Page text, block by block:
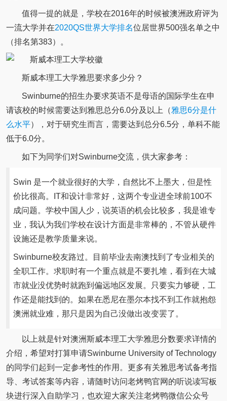
值得一提的就是，学校在2016年的时候被澳洲政府评为
一流大学并在2020QS世界大学排名位居世界500强名单之中
（排名第383）。
斯威本理工大学雅思要求多少分？
Swinburne的招生办要求英语不是母语的国际学生在申
请该校的时候需要达到雅思总分6.0分及以上（雅思6分是什
么水平），对于研究生而言，需要达到总分6.5分，单科不能
低于6.0分。
如下为同学们对Swinburne交流，供大家参考：
Swin 是一个就业很好的大学，自然比不上墨大，但是性
价比很高。IT和设计非常好，这两个专业进全球前100不
成问题。学校中国人少，说英语的机会比较多，我是谁专
业，我认为我们学校在设计方面是非常棒的，不管从硬件
设施还是教学质量来说。
Swinburne校友路过。目前毕业去南澳找到了专业相关的
全职工作。求职时有一个重点就是不要扎堆，看到在大城
市就业没优势时就跑到偏远地区发展。只要实力够硬，工
作还是能找到的。如果在悉尼在墨尔本找不到工作就抱怨
澳洲就业难，那只是因为自己没做出改变罢了。
以上就是针对澳洲斯威本理工大学雅思分数要求详情的
介绍，希望对打算申请Swinburne University of Technology
的同学们起到一定参考性的作用。更多有关雅思考试备考指
导、考试答案等内容，请随时访问老烤鸭官网的听说读写板
块进行深入自助学习，也欢迎大家关注老烤鸭微信公众号